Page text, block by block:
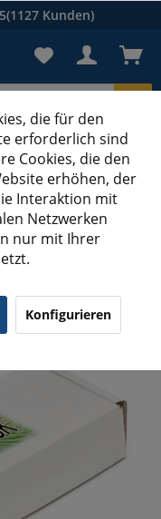
(1127 Kunden)
suchen
Maß
weiß mit
die für den
erforderlich sind
Cookies, die den
erhöhen, der
Interaktion mit
Netzwerken
nur mit Ihrer
Konfigurieren